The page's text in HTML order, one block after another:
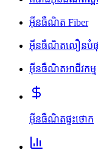
អ៊ីនធឺណិត Fiber
អ៊ីនធឺណិតលឿនបំ
អ៊ីនធឺណិតអាជីវកម្ម
អ៊ីនធឺណិតផ្ទះថោក